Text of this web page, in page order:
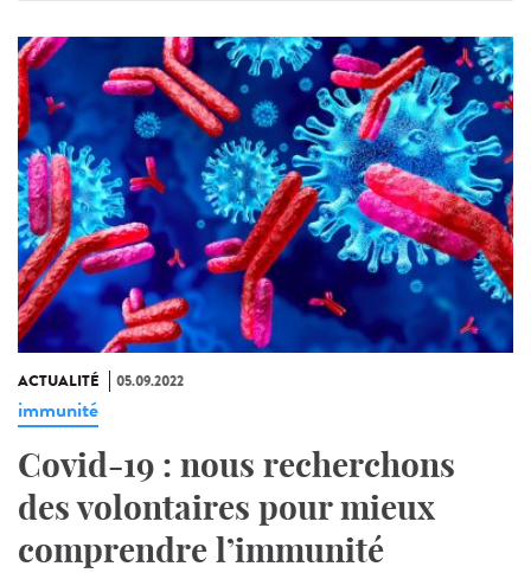
ACTUALITÉ 05.09.2022
immunité
Covid-19 : nous recherchons
des volontaires pour mieux
comprendre l’immunité